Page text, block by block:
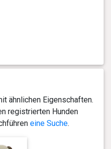
ähnlichen Eigenschaften.
registrierten Hunden
eine Suche.